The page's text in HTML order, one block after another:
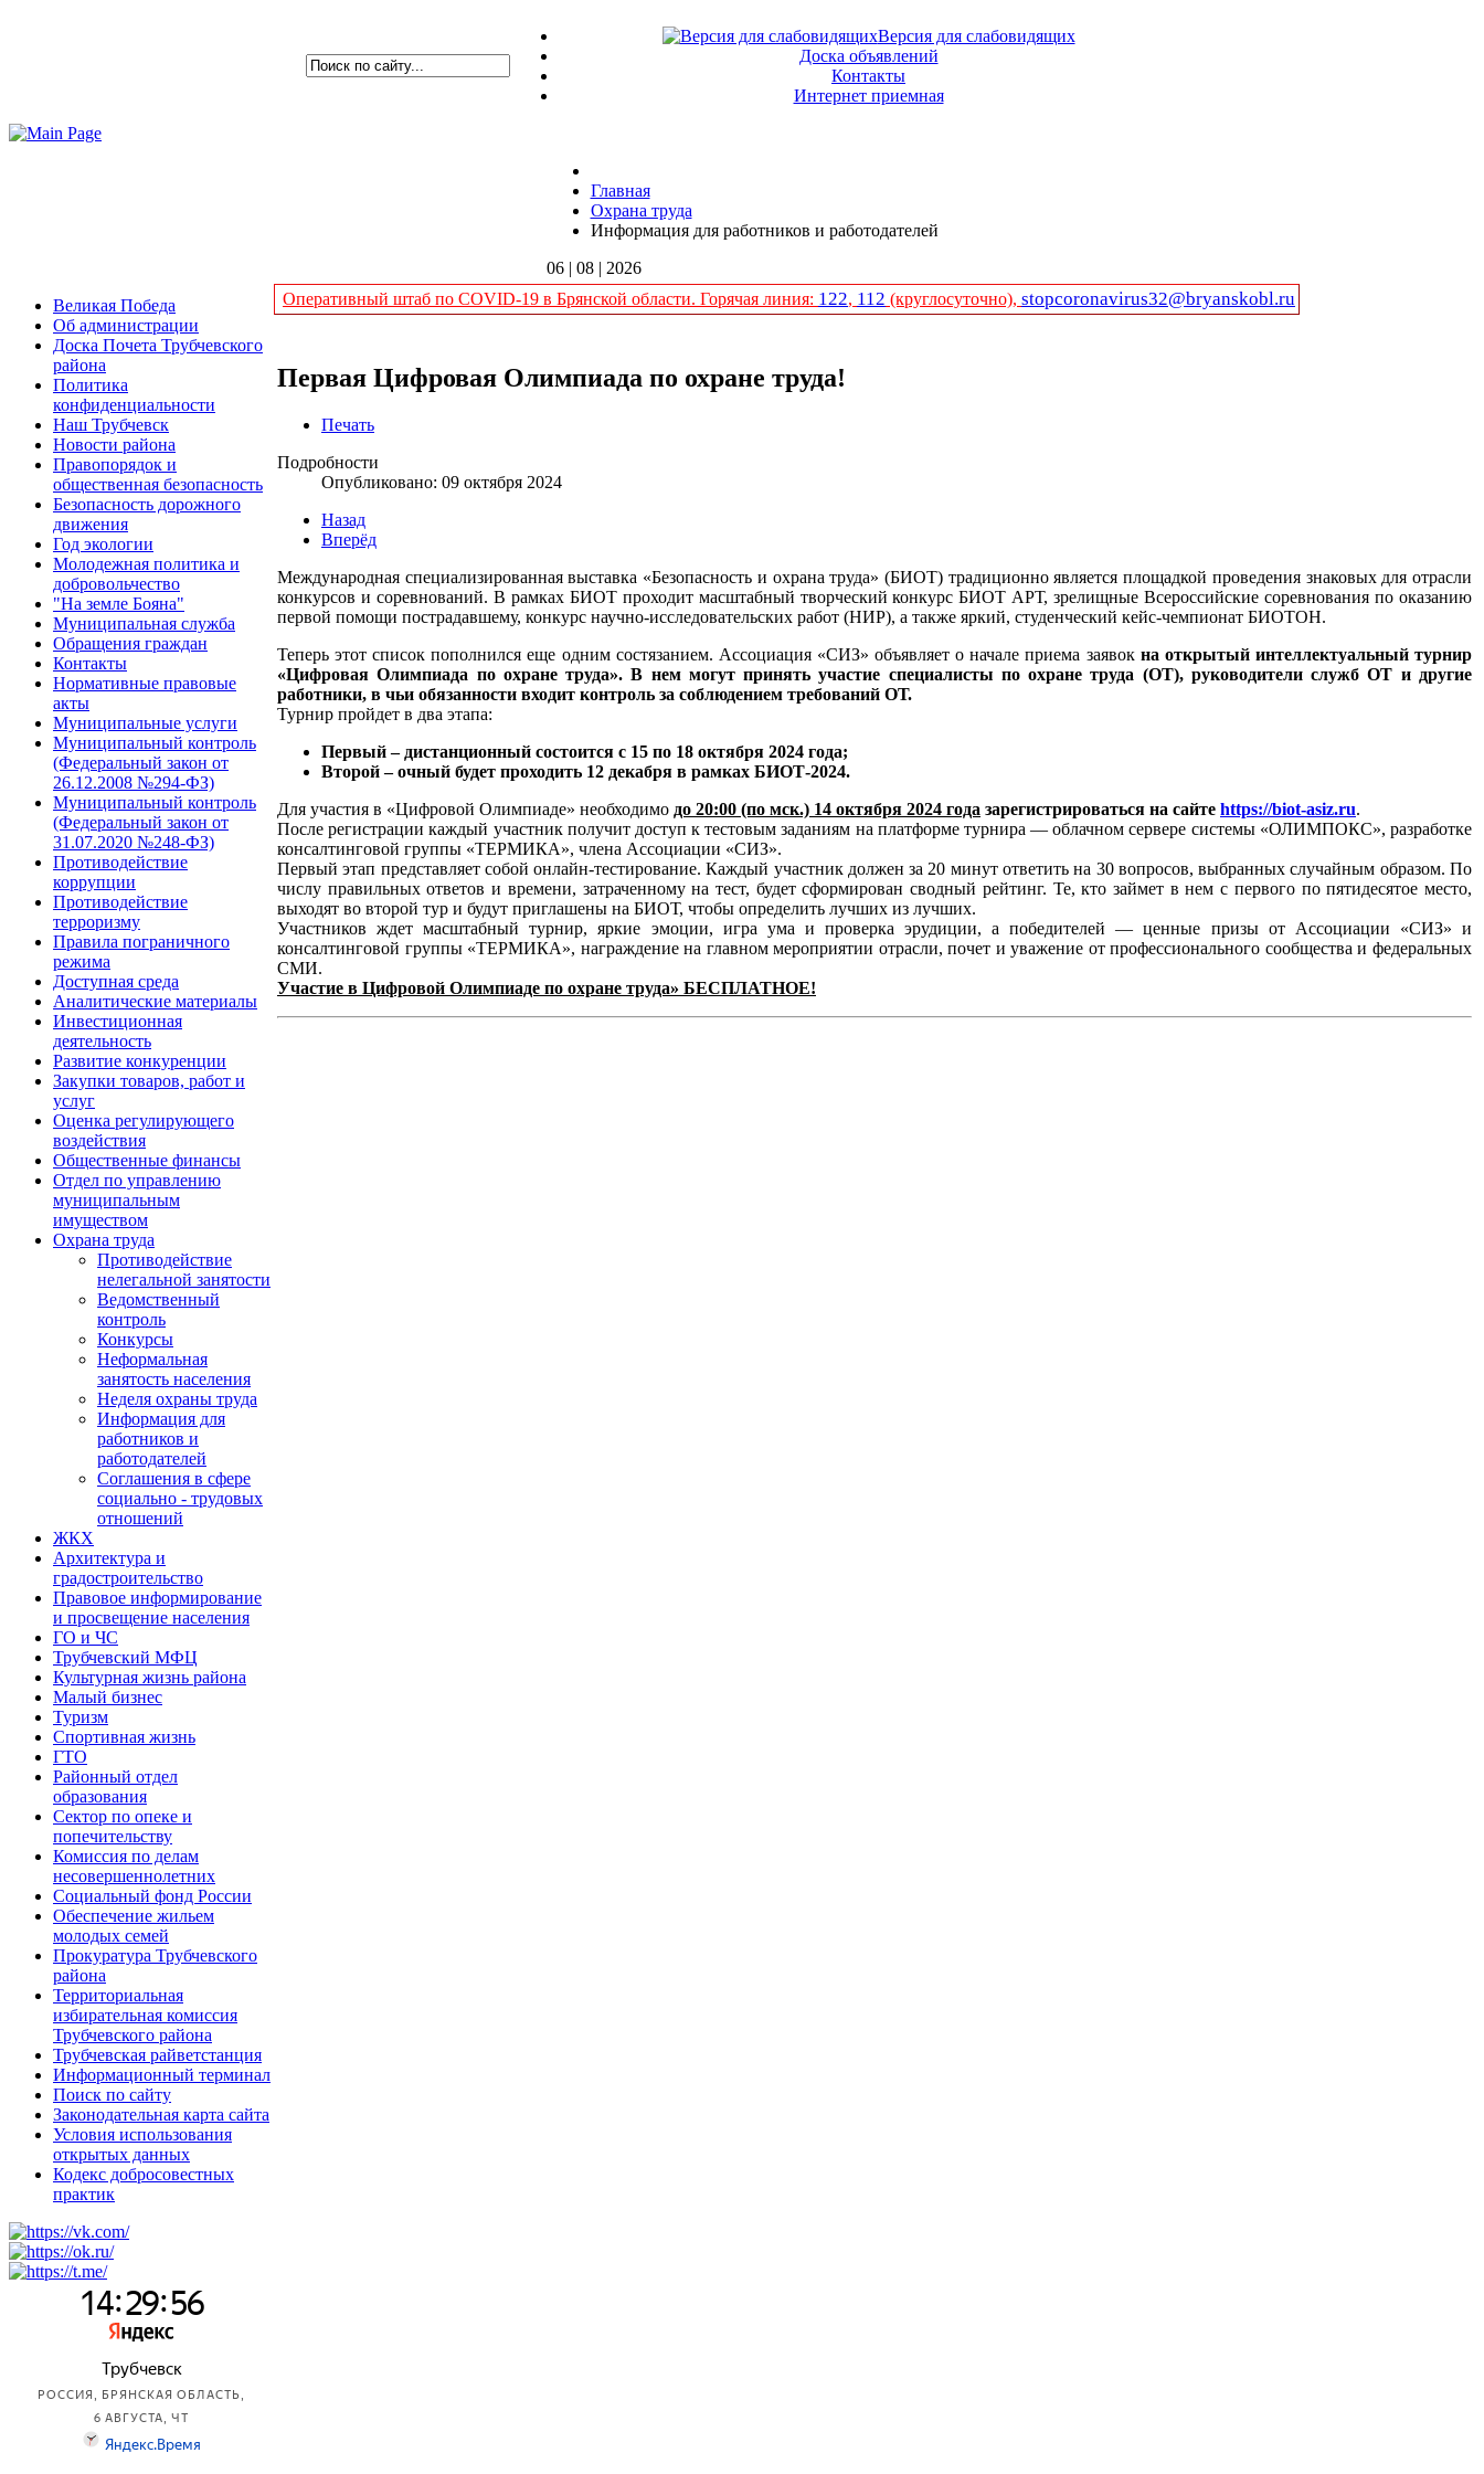
Версия для слабовидящих
Доска объявлений
Контакты
Интернет приемная
Главная
Охрана труда
Информация для работников и работодателей
06 | 08 | 2026
Великая Победа
Об администрации
Доска Почета Трубчевского
района
Политика
конфиденциальности
Наш Трубчевск
Новости района
Правопорядок и
общественная безопасность
Безопасность дорожного
движения
Год экологии
Молодежная политика и
добровольчество
"На земле Бояна"
Муниципальная служба
Обращения граждан
Контакты
Нормативные правовые
акты
Муниципальные услуги
Муниципальный контроль
(Федеральный закон от
26.12.2008 №294-ФЗ)
Муниципальный контроль
(Федеральный закон от
31.07.2020 №248-ФЗ)
Противодействие
коррупции
Противодействие
терроризму
Правила пограничного
режима
Доступная среда
Аналитические материалы
Инвестиционная
деятельность
Развитие конкуренции
Закупки товаров, работ и
услуг
Оценка регулирующего
воздействия
Общественные финансы
Отдел по управлению
муниципальным
имуществом
Охрана труда
Противодействие
нелегальной занятости
Ведомственный
контроль
Конкурсы
Неформальная
занятость населения
Неделя охраны труда
Информация для
работников и
работодателей
Соглашения в сфере
социально - трудовых
отношений
ЖКХ
Архитектура и
градостроительство
Правовое информирование
и просвещение населения
ГО и ЧС
Трубчевский МФЦ
Культурная жизнь района
Малый бизнес
Туризм
Спортивная жизнь
ГТО
Районный отдел
образования
Сектор по опеке и
попечительству
Комиссия по делам
несовершеннолетних
Социальный фонд России
Обеспечение жильем
молодых семей
Прокуратура Трубчевского
района
Территориальная
избирательная комиссия
Трубчевского района
Трубчевская райветстанция
Информационный терминал
Поиск по сайту
Законодательная карта сайта
Условия использования
открытых данных
Кодекс добросовестных
практик
Оперативный штаб по COVID-19 в Брянской области. Горячая линия: 122, 112 (круглосуточно), stopcoronavirus32@bryanskobl.ru
Первая Цифровая Олимпиада по охране труда!
Печать
Подробности
Опубликовано: 09 октября 2024
Назад
Вперёд
Международная специализированная выставка «Безопасность и охрана труда» (БИОТ) традиционно является площадкой проведения знаковых для отрасли
конкурсов и соревнований. В рамках БИОТ проходит масштабный творческий конкурс БИОТ АРТ, зрелищные Всероссийские соревнования по оказанию
первой помощи пострадавшему, конкурс научно-исследовательских работ (НИР), а также яркий, студенческий кейс-чемпионат БИОТОН.
Теперь этот список пополнился еще одним состязанием. Ассоциация «СИЗ» объявляет о начале приема заявок на открытый интеллектуальный турнир
«Цифровая Олимпиада по охране труда». В нем могут принять участие специалисты по охране труда (ОТ), руководители служб ОТ и другие
работники, в чьи обязанности входит контроль за соблюдением требований ОТ.
Турнир пройдет в два этапа:
Первый – дистанционный состоится с 15 по 18 октября 2024 года;
Второй – очный будет проходить 12 декабря в рамках БИОТ-2024.
Для участия в «Цифровой Олимпиаде» необходимо до 20:00 (по мск.) 14 октября 2024 года зарегистрироваться на сайте https://biot-asiz.ru.
После регистрации каждый участник получит доступ к тестовым заданиям на платформе турнира — облачном сервере системы «ОЛИМПОКС», разработке
консалтинговой группы «ТЕРМИКА», члена Ассоциации «СИЗ».
Первый этап представляет собой онлайн-тестирование. Каждый участник должен за 20 минут ответить на 30 вопросов, выбранных случайным образом. По
числу правильных ответов и времени, затраченному на тест, будет сформирован сводный рейтинг. Те, кто займет в нем с первого по пятидесятое место,
выходят во второй тур и будут приглашены на БИОТ, чтобы определить лучших из лучших.
Участников ждет масштабный турнир, яркие эмоции, игра ума и проверка эрудиции, а победителей — ценные призы от Ассоциации «СИЗ» и
консалтинговой группы «ТЕРМИКА», награждение на главном мероприятии отрасли, почет и уважение от профессионального сообщества и федеральных
СМИ.
Участие в Цифровой Олимпиаде по охране труда» БЕСПЛАТНОЕ!